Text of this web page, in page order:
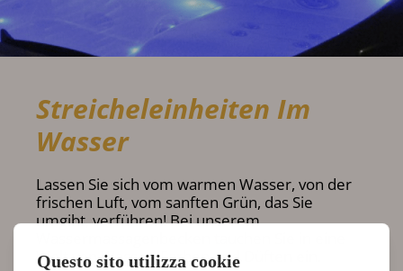
Streicheleinheiten Im
Wasser
Lassen Sie sich vom warmen Wasser, von der
frischen Luft, vom sanften Grün, das Sie
umgibt, verführen! Bei unserem
Welt von Wasser, Farben und Düften ein.